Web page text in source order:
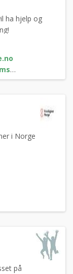
ha hjelp og
i Norge
på